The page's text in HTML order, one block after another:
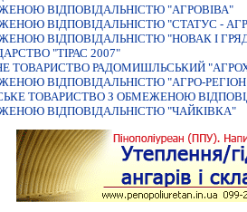
ВІДПОВІДАЛЬНІСТЮ "АГРОВІВА"
ВIДПОВIДАЛЬНIСТЮ "СТАТУС -
ВІДПОВІДАЛЬНІСТЮ "НОВАК І
"ТIРАС 2007"
ТОВАРИСТВО РАДОМИШЛЬСЬКИЙ
ВIДПОВIДАЛЬНIСТЮ "АГРО-
ТОВАРИСТВО З ОБМЕЖЕНОЮ
ВIДПОВIДАЛЬНIСТЮ "ЧАЙКIВКА"